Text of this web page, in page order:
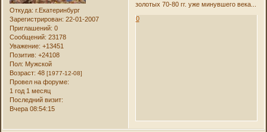
Откуда: г.Екатеринбург
Зарегистрирован: 22-01-2007
Приглашений: 0
Сообщений: 23178
Уважение: +13451
Позитив: +24108
Пол: Мужской
Возраст: 48[1977-12-08]
Провел на форуме:
1 год 1 месяц
Последний визит:
Вчера 08:54:15
золотых 70-80 гг. уже минувшего века...
0